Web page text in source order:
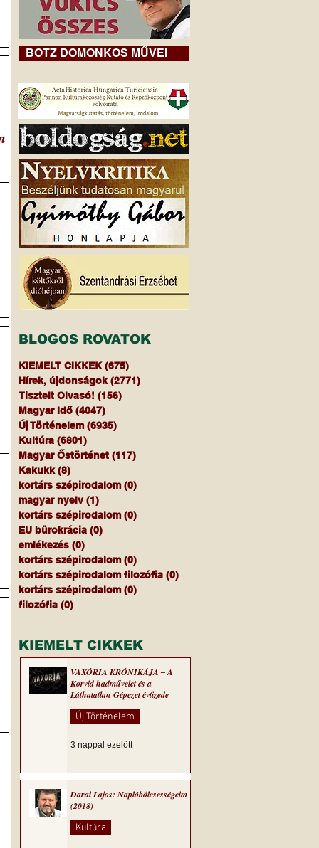
BOTZ DOMONKOS MŰVEI
BLOGOS ROVATOK
KIEMELT CIKKEK (675)
Hírek, újdonságok (2771)
Tisztelt Olvasó! (156)
Magyar Idő (4047)
Új Történelem (6935)
Kultúra (6801)
Magyar Őstörténet (117)
Kakukk (8)
kortárs szépirodalom (0)
magyar nyelv (1)
kortárs szépirodalom (0)
EU bürokrácia (0)
emlékezés (0)
kortárs szépirodalom (0)
kortárs szépirodalom filozófia (0)
kortárs szépirodalom (0)
filozófia (0)
KIEMELT CIKKEK
VAXÓRIA KRÓNIKÁJA ‒ A
Korvid hadművelet és a
Láthatatlan Gépezet évtizede
Új Történelem
3 nappal ezelőtt
Darai Lajos: Naplóbölcsességeim
(2018)
Kultúra